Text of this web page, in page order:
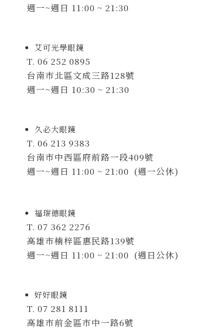
週一~週日 11:00 ~ 21:30
艾可光學眼鏡
T. 06 252 0895
台南市北區文成三路128號
週一~週日 10:30 ~ 21:30
久必大眼鏡
T. 06 213 9383
台南市中西區府前路一段409號
週一~週日 11:00 ~ 21:00 (週一公休)
福瑞德眼鏡
T. 07 362 2276
高雄市楠梓區惠民路139號
週一~週日 11:00 ~ 21:00 (週日公休)
好好眼鏡
T. 07 281 8111
高雄市前金區市中一路6號